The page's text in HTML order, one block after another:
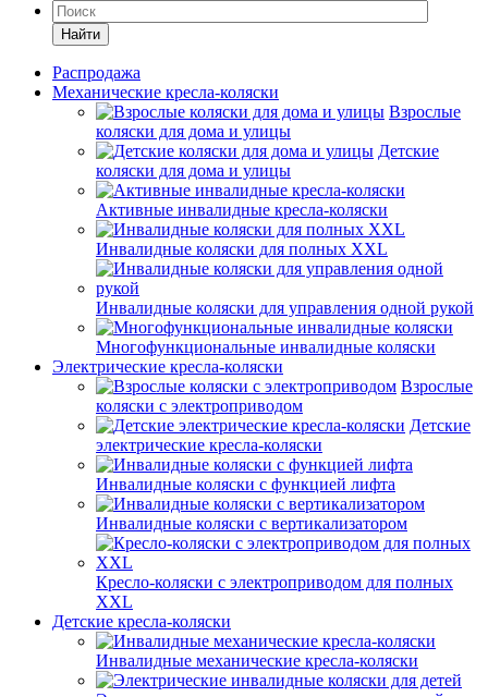
Найти
Распродажа
Механические кресла-коляски
Взрослые
коляски для дома и улицы
Детские
коляски для дома и улицы
Активные инвалидные кресла-коляски
Инвалидные коляски для полных XXL
Инвалидные коляски для управления одной рукой
Многофункциональные инвалидные коляски
Электрические кресла-коляски
Взрослые
коляски с электроприводом
Детские
электрические кресла-коляски
Инвалидные коляски с функцией лифта
Инвалидные коляски с вертикализатором
Кресло-коляски с электроприводом для полных
XXL
Детские кресла-коляски
Инвалидные механические кресла-коляски